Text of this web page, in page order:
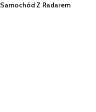
Z Radarem